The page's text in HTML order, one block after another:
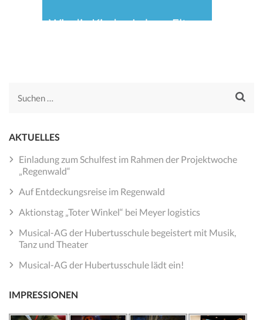
Wir, die Kinder, Lehrer, Eltern
Leben zu sein.
Suchen
AKTUELLES
Einladung zum Schulfest im Rahmen der Projektwoche
„Regenwald“
Auf Entdeckungsreise im Regenwald
Aktionstag „Toter Winkel“ bei Meyer logistics
Musical-AG der Hubertusschule begeistert mit Musik,
Tanz und Theater
Musical-AG der Hubertusschule lädt ein!
IMPRESSIONEN